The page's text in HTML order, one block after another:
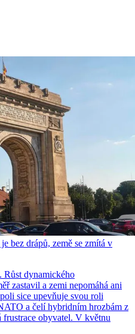
bez drápů, země se zmítá v
Růst dynamického
zastavil a zemi nepomáhá ani
sice upevňuje svou roli
a čelí hybridním hrozbám z
frustrace obyvatel. V květnu